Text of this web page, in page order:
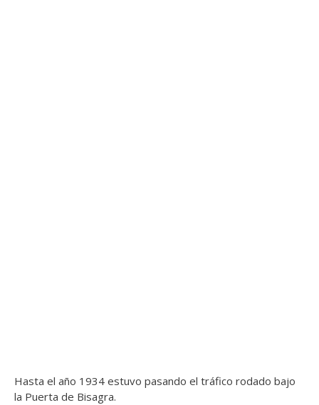
Hasta el año 1934 estuvo pasando el tráfico rodado bajo
la Puerta de Bisagra.